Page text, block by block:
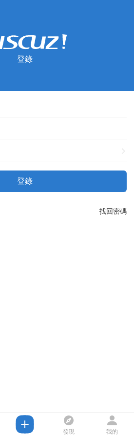
登錄
登錄
找回密碼
發現 我的